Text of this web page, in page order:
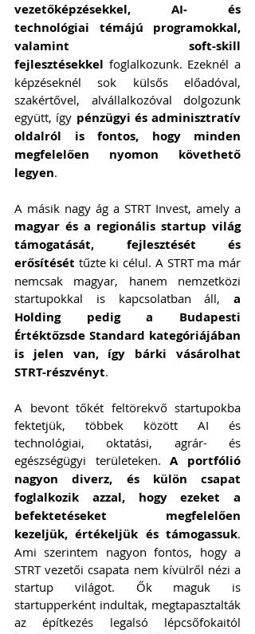
vezetőképzésekkel, AI- és
technológiai témájú programokkal,
valamint soft-skill
fejlesztésekkel foglalkozunk. Ezeknél a
képzéseknél sok külsős előadóval,
szakértővel, alvállalkozóval dolgozunk
együtt, így pénzügyi és adminisztratív
oldalról is fontos, hogy minden
megfelelően nyomon követhető
legyen.
magyar és a regionális startup világ
támogatását, fejlesztését és
erősítését tűzte ki célul. A STRT ma már
nemcsak magyar, hanem nemzetközi
startupokkal is kapcsolatban áll, a
Holding pedig a Budapesti
Értéktőzsde Standard kategóriájában
is jelen van, így bárki vásárolhat
STRT-részvényt.
A bevont tőkét feltörekvő startupokba
fektetjük, többek között AI és
technológiai, oktatási, agrár- és
egészségügyi területeken. A portfólió
nagyon diverz, és külön csapat
foglalkozik azzal, hogy ezeket a
befektetéseket megfelelően
kezeljük, értékeljük és támogassuk.
Ami szerintem nagyon fontos, hogy a
STRT vezetői csapata nem kívülről nézi a
startup világot. Ők maguk is
startupperként indultak, megtapasztalták
az építkezés legalsó lépcsőfokaitól